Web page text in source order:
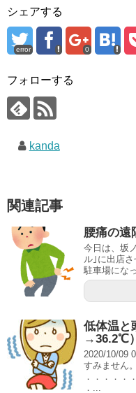
シェアする
error 0
フォローする
kanda
関連記事
腰痛の遠
今日は、坂
ル｣に出店
駐車場にな
低体温と
→36.2℃）
2020/10/09
すみません。
．．．．．
．...